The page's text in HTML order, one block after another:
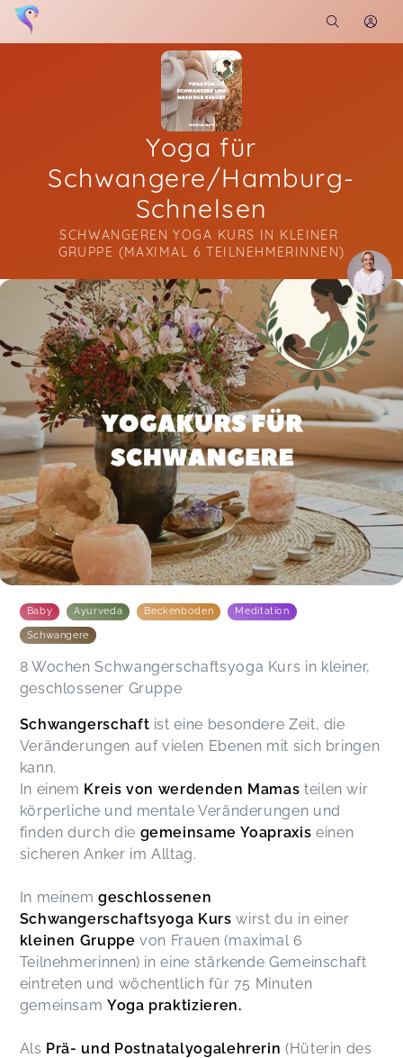
Yoga für
Schwangere/Hamburg-
Schnelsen
SCHWANGEREN YOGA KURS IN KLEINER
GRUPPE (MAXIMAL 6 TEILNEHMERINNEN)
Soon you will learn more about me here...
Baby Ayurveda Beckenboden Meditation
Schwangere
8 Wochen Schwangerschaftsyoga Kurs in kleiner,
geschlossener Gruppe
Schwangerschaft ist eine besondere Zeit, die
Veränderungen auf vielen Ebenen mit sich bringen
kann.
In einem Kreis von werdenden Mamas teilen wir
körperliche und mentale Veränderungen und
finden durch die gemeinsame Yoapraxis einen
sicheren Anker im Alltag.
In meinemgeschlossenen
Schwangerschaftsyoga Kurs wirst du in einer
kleinen Gruppe von Frauen (maximal 6
Teilnehmerinnen) in eine stärkende Gemeinschaft
eintreten und wöchentlich für 75 Minuten
gemeinsamYoga praktizieren.
Als Prä- und Postnatalyogalehrerin (Hüterin des